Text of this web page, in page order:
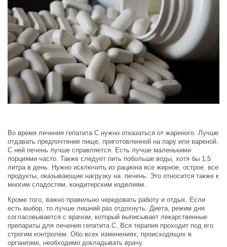
Во время лечения гепатита С нужно отказаться от жареного. Лучше
отдавать предпочтение пище, приготовленной на пару или вареной.
С ней печень лучше справляется. Есть лучше маленькими
порциями часто. Также следует пить побольше воды, хотя бы 1,5
литра в день. Нужно исключить из рациона все жирное, острое, все
продукты, оказывающие нагрузку на печень. Это относится также к
многим сладостям, кондитерским изделиям.
Кроме того, важно правильно чередовать работу и отдых. Если
есть выбор, то лучше лишний раз отдохнуть. Диета, режим дня
согласовывается с врачом, который выписывает лекарственные
препараты для лечения гепатита С. Вся терапия проходит под его
строгим контролем. Обо всех изменениях, происходящих в
организме, необходимо докладывать врачу.